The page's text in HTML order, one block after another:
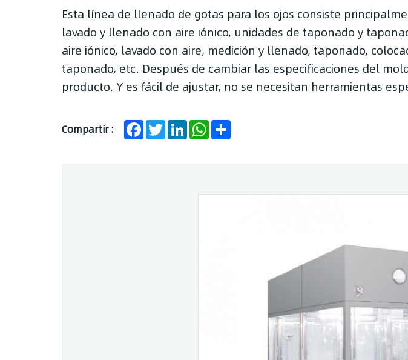
Esta línea de llenado de gotas para los ojos consiste
lavado y llenado con aire iónico, unidades de taponado y
aire iónico, lavado con aire, medición y llenado, taponado,
taponado, etc. Después de cambiar las especificaciones del
producto. Y es fácil de ajustar, no se necesitan herramientas
Compartir : FacebookTwitterLinkedInWhatsApp